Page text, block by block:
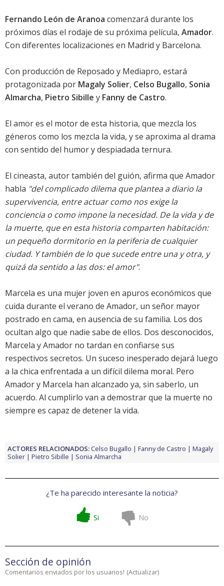
Fernando León de Aranoa comenzará durante los
próximos días el rodaje de su próxima película, Amador.
Con diferentes localizaciones en Madrid y Barcelona.
Con producción de Reposado y Mediapro, estará
protagonizada por Magaly Solier, Celso Bugallo, Sonia
Almarcha, Pietro Sibille y Fanny de Castro.
El amor es el motor de esta historia, que mezcla los
géneros como los mezcla la vida, y se aproxima al drama
con sentido del humor y despiadada ternura.
El cineasta, autor también del guión, afirma que Amador
habla "del complicado dilema que plantea a diario la
supervivencia, entre actuar como nos exige la
conciencia o como impone la necesidad. De la vida y de
la muerte, que en esta historia comparten habitación:
un pequeño dormitorio en la periferia de cualquier
ciudad. Y también de lo que sucede entre una y otra, y
quizá da sentido a las dos: el amor".
Marcela es una mujer joven en apuros económicos que
cuida durante el verano de Amador, un señor mayor
postrado en cama, en ausencia de su familia. Los dos
ocultan algo que nadie sabe de ellos. Dos desconocidos,
Marcela y Amador no tardan en confiarse sus
respectivos secretos. Un suceso inesperado dejará luego
a la chica enfrentada a un difícil dilema moral. Pero
Amador y Marcela han alcanzado ya, sin saberlo, un
acuerdo. Al cumplirlo van a demostrar que la muerte no
siempre es capaz de detener la vida.
ACTORES RELACIONADOS:Celso Bugallo Fanny de Castro
Magaly
Solier
Pietro Sibille Sonia Almarcha
¿Te ha parecido interesante la noticia?
Si No
Sección de opinión
Comentarios enviados por los usuarios! (Actualizar)